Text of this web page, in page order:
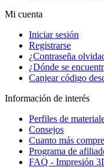
Mi cuenta
Iniciar sesión
Registrarse
¿Contraseña
¿Dónde se
Canjear código
Información de interés
Perfiles de
Consejos
Cuanto más
Programa de
FAQ - Impresión